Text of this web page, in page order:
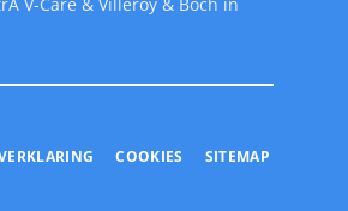
V-Care & Villeroy & Boch in
COOKIES SITEMAP